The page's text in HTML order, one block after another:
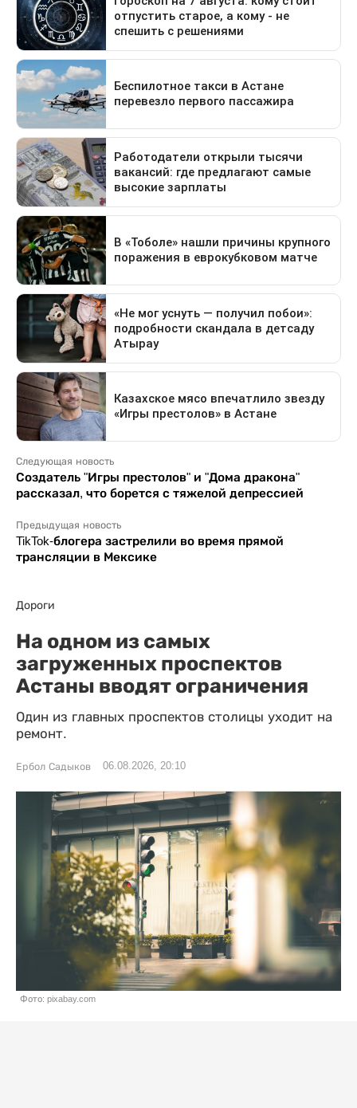
Следующая новость
Создатель "Игры престолов" и "Дома дракона"
рассказал, что борется с тяжелой депрессией
Предыдущая новость
TikTok-блогера застрелили во время прямой
трансляции в Мексике
Дороги
На одном из самых
загруженных проспектов
Астаны вводят ограничения
Один из главных проспектов столицы уходит на
ремонт.
Ербол Садыков 06.08.2026, 20:10
Фото: pixabay.com